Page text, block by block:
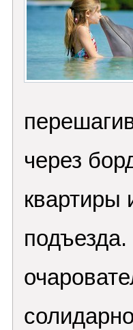
через
квартиры
подъезда.